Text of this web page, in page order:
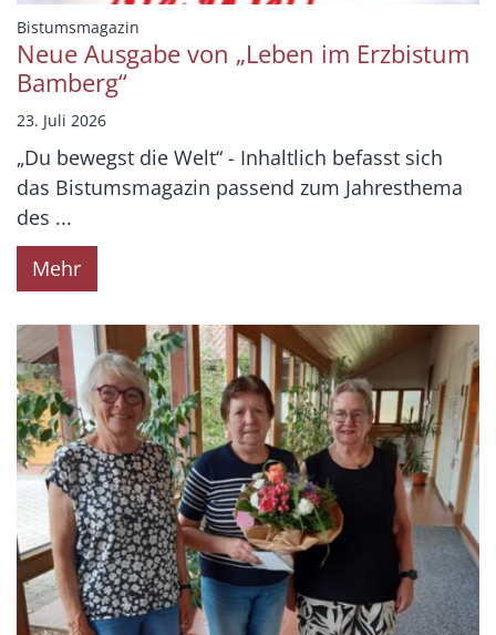
Bistumsmagazin
Neue Ausgabe von „Leben im Erzbistum
Bamberg“
23. Juli 2026
„Du bewegst die Welt“ - Inhaltlich befasst sich
das Bistumsmagazin passend zum Jahresthema
des ...
Mehr